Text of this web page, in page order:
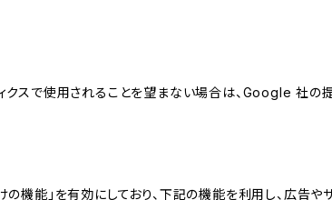
スで使用されることを望まない場合は、Google 社の
の機能」を有効にしており、下記の機能を利用し、広